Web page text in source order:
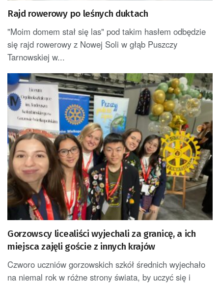
Rajd rowerowy po leśnych duktach
"Moim domem stał się las" pod takim hasłem odbędzie
się rajd rowerowy z Nowej Soli w głąb Puszczy
Tarnowskiej w...
Gorzowscy licealiści wyjechali za granicę, a ich
miejsca zajęli goście z innych krajów
Czworo uczniów gorzowskich szkół średnich wyjechało
na niemal rok w różne strony świata, by uczyć się i